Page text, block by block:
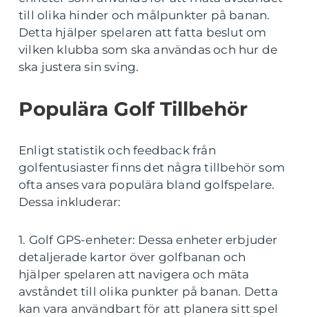
till olika hinder och målpunkter på banan.
Detta hjälper spelaren att fatta beslut om
vilken klubba som ska användas och hur de
ska justera sin sving.
Populära Golf Tillbehör
Enligt statistik och feedback från
golfentusiaster finns det några tillbehör som
ofta anses vara populära bland golfspelare.
Dessa inkluderar:
1. Golf GPS-enheter: Dessa enheter erbjuder
detaljerade kartor över golfbanan och
hjälper spelaren att navigera och mäta
avståndet till olika punkter på banan. Detta
kan vara användbart för att planera sitt spel